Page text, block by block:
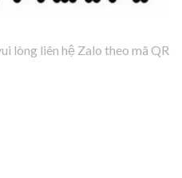
lòng liên hệ Zalo theo mã QR